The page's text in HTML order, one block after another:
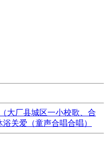
大厂县城区一小校歌、合
关爱（童声合唱合唱）